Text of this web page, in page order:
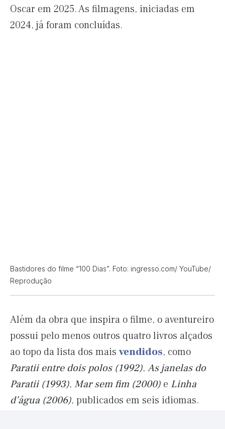
Oscar em 2025. As filmagens, iniciadas em
2024, já foram concluídas.
Bastidores do filme “100 Dias”. Foto: ingresso.com/ YouTube/
Reprodução
Além da obra que inspira o filme, o aventureiro
possui pelo menos outros quatro livros alçados
ao topo da lista dos mais vendidos, como
Paratii entre dois polos (1992), As janelas do
Paratii (1993), Mar sem fim (2000) e Linha
d’água (2006), publicados em seis idiomas.